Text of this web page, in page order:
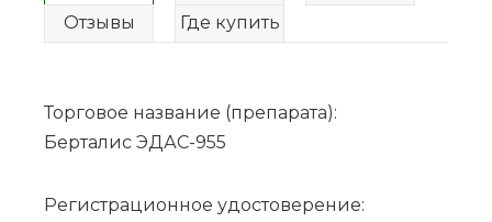
Отзывы
Где купить
Торговое название (препарата):
Берталис ЭДАС-955
Регистрационное удостоверение: